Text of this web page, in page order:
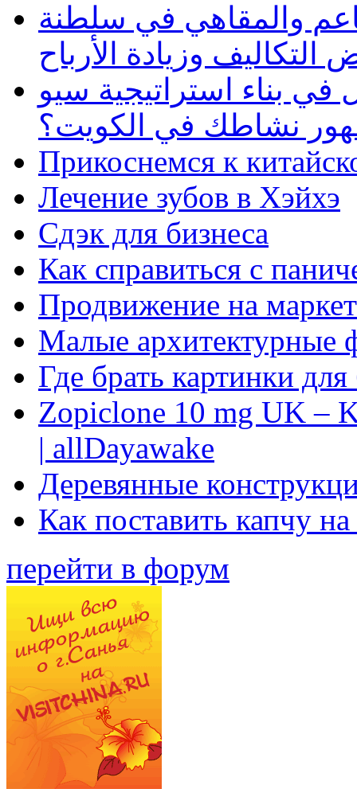
والمقاهي في سلطنة
وزيادة الأرباح
بناء استراتيجية سيو
نشاطك في الكويت؟
Прикоснемся к
Лечение зубов в Хэйхэ
Сдэк для бизнеса
Как справиться с
Продвижение на
Малые архитектурные
Где брать картинки
Zopiclone 10 mg UK –
| allDayawake
Деревянные
Как поставить капчу
перейти в форум